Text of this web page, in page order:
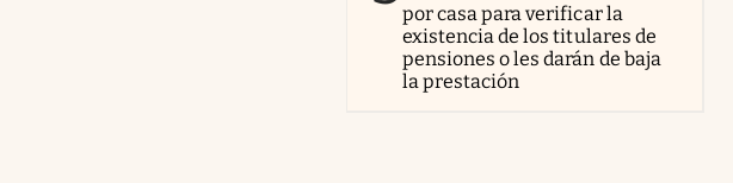
por casa para verificar la
existencia de los titulares de
pensiones o les darán de baja
la prestación